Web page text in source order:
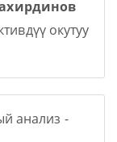
окутуу
анализ -